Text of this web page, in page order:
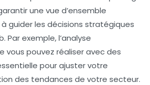
une vue d’ensemble
guider les décisions stratégiques
Par exemple, l’analyse
vous pouvez réaliser avec des
pour ajuster votre
des tendances de votre secteur.